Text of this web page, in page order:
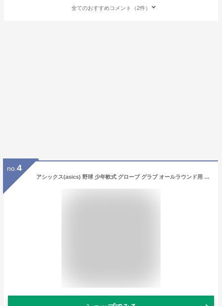
全てのおすすめコメント（2件）
no. 4
アシックス(asics) 野球 少年軟式 グローブ グラブ オールラウンド用 PROFESSIONAL STYLE プロフェッショナルスタイル【大谷モデル】 サイズ中 3124A261 LH(右投げ用)